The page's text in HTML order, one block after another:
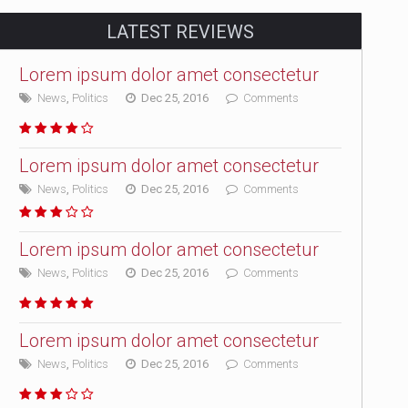
LATEST REVIEWS
Lorem ipsum dolor amet consectetur
News, Politics Dec 25, 2016 Comments
Lorem ipsum dolor amet consectetur
News, Politics Dec 25, 2016 Comments
Lorem ipsum dolor amet consectetur
News, Politics Dec 25, 2016 Comments
Lorem ipsum dolor amet consectetur
News, Politics Dec 25, 2016 Comments